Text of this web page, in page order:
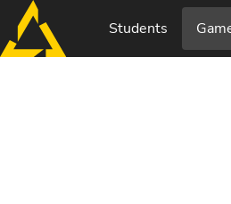
Students